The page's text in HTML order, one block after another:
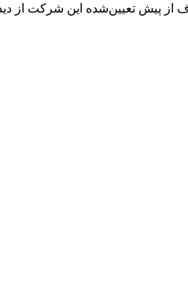
از پیش تعیین‌شده این شرکت